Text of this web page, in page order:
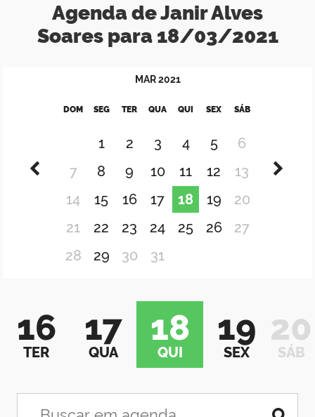
Agenda de Janir Alves
Soares para 18/03/2021
MAR 2021
DOM SEG TER QUA QUI SEX SÁB
1 2 3 4 5
6
7
8 9 10 11 12
13
14
15 16 17 18 19
20
21
22 23 24 25 26
27
28
29 30 31
16
TER
17
QUA
18
QUI
19
SEX
20
SÁB